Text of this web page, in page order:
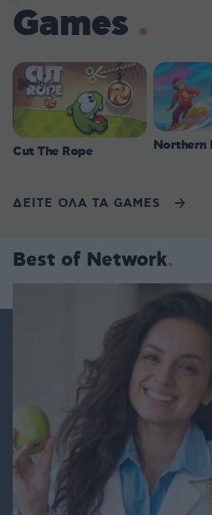
Games
Cut The Rope Northern
ΔΕΙΤΕ ΟΛΑ ΤΑ GAMES
Best of Network